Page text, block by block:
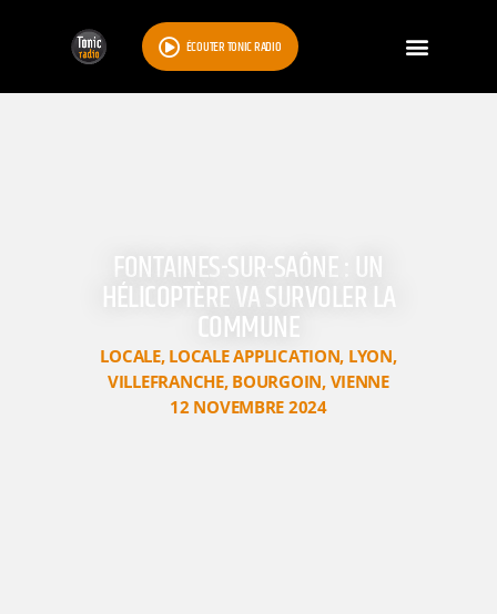
ÉCOUTER TONIC RADIO
FONTAINES-SUR-SAÔNE : UN
HÉLICOPTÈRE VA SURVOLER LA
COMMUNE
LOCALE, LOCALE APPLICATION, LYON,
VILLEFRANCHE, BOURGOIN, VIENNE
12 NOVEMBRE 2024